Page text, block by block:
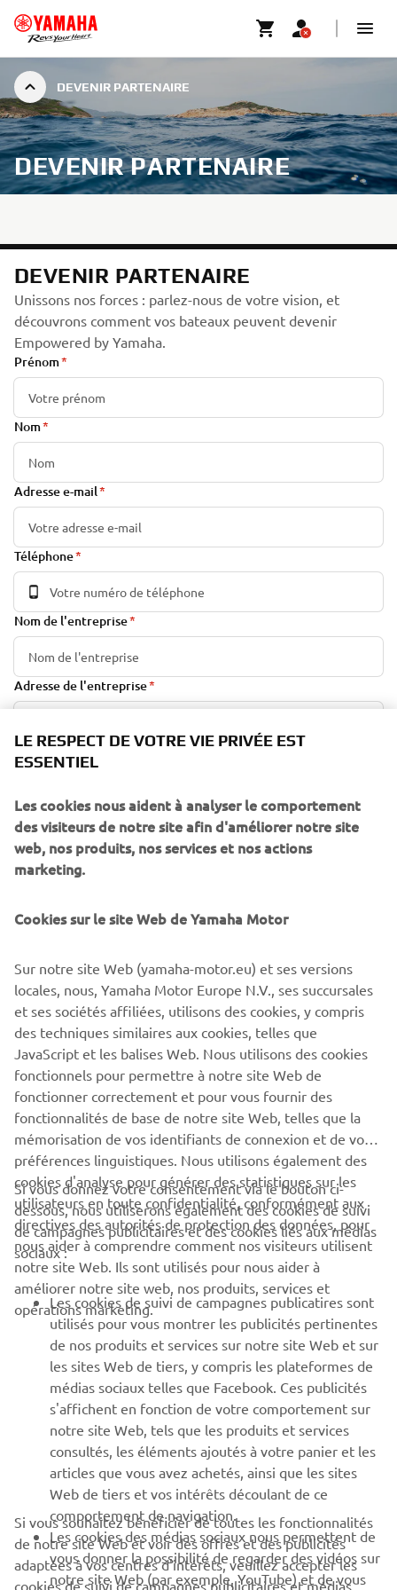
DEVENIR PARTENAIRE
DEVENIR PARTENAIRE
DEVENIR PARTENAIRE
Unissons nos forces : parlez-nous de votre vision, et
découvrons comment vos bateaux peuvent devenir
Empowered by Yamaha.
Prénom
Nom
Adresse e-mail
Téléphone
Nom de l'entreprise
Adresse de l'entreprise
Production annuelle
Catégories de moteurs
Pays de production
Informations complémentaires
ENVOYER
CORPORATE
PROS & B2B
PLUS YAMAHA
SUPPORT
NEWSLETTER
Découvrez en exclusivité les dernières offres, les événements
spéciaux, les nouveautés et bien plus encore
S'ABONNER
LE RESPECT DE VOTRE VIE PRIVÉE EST
ESSENTIEL
Les cookies nous aident à analyser le comportement
des visiteurs de notre site afin d'améliorer notre site
web, nos produits, nos services et nos actions
marketing.
Cookies sur le site Web de Yamaha Motor
Sur notre site Web (yamaha-motor.eu) et ses versions
locales, nous, Yamaha Motor Europe N.V., ses succursales
et ses sociétés affiliées, utilisons des cookies, y compris
des techniques similaires aux cookies, telles que
JavaScript et les balises Web. Nous utilisons des cookies
fonctionnels pour permettre à notre site Web de
fonctionner correctement et pour vous fournir des
fonctionnalités de base de notre site Web, telles que la
mémorisation de vos identifiants de connexion et de vos
préférences linguistiques. Nous utilisons également des
cookies d'analyse pour générer des statistiques sur les
utilisateurs en toute confidentialité, conformément aux
directives des autorités de protection des données, pour
nous aider à comprendre comment nos visiteurs utilisent
notre site Web. Ils sont utilisés pour nous aider à
améliorer notre site web, nos produits, services et
opérations marketing.
Si vous donnez votre consentement via le bouton ci-
dessous, nous utiliserons également des cookies de suivi
de campagnes publicitaires et des cookies liés aux médias
sociaux :
Les cookies de suivi de campagnes publicatires sont
utilisés pour vous montrer les publicités pertinentes
de nos produits et services sur notre site Web et sur
les sites Web de tiers, y compris les plateformes de
médias sociaux telles que Facebook. Ces publicités
s'affichent en fonction de votre comportement sur
notre site Web, tels que les produits et services
consultés, les éléments ajoutés à votre panier et les
articles que vous avez achetés, ainsi que les sites
Web de tiers et vos intérêts découlant de ce
comportement de navigation.
Les cookies des médias sociaux nous permettent de
vous donner la possibilité de regarder des vidéos sur
notre site Web (par exemple, YouTube) et de vous
Si vous souhaitez bénéficier de toutes les fonctionnalités
de notre site Web et voir des offres et des publicités
adaptées à vos centres d'intérêts, veuillez accepter les
cookies de suivi de campagnes publicitaires et médias